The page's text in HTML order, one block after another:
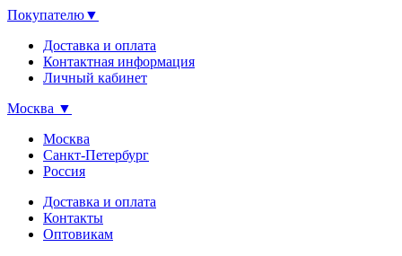
Покупателю▼
Доставка и оплата
Контактная информация
Личный кабинет
Москва ▼
Москва
Санкт-Петербург
Россия
Доставка и оплата
Контакты
Оптовикам